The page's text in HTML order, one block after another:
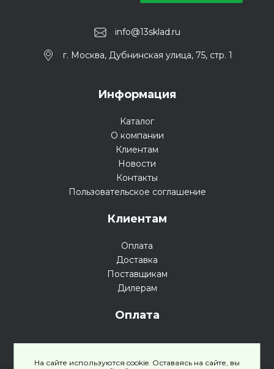
info@13sklad.ru
г. Москва, Дубнинская улица, 75, стр. 1
Информация
Каталог
О компании
Клиентам
Новости
Контакты
Пользовательское соглашение
Клиентам
Оплата
Доставка
Поставщикам
Дилерам
Оплата
На сайте используются cookie. Оставаясь на сайте, вы